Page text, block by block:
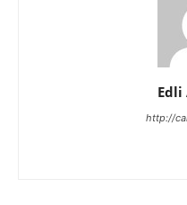
Edli
http://